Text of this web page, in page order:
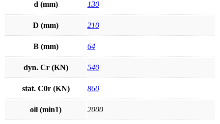
d (mm)
130
D (mm) 210
B (mm) 64
dyn. Cr (KN) 540
stat. C0r (KN) 860
oil (min1) 2000